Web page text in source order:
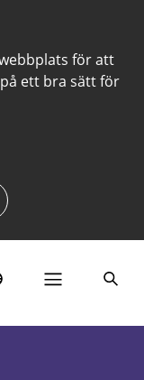
för att
ett bra sätt för